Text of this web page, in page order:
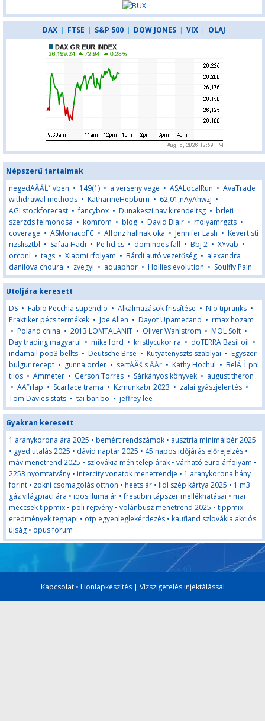
DAX | FTSE | S&P 500 | DOW JONES | VIX | OLAJ
Népszerű tartalmak
negedÄĂĂĹˇ vben • 149(1) • a verseny vege • ASALocalRun • AvaTrade
withdrawal methods • KatharineHepburn • 62,01,nAyAhwzj •
AGLstockforecast •fancybox • Dunakeszi nav kirendeltsg • brleti
szerzds felmondsa • komrom • blog • David Blair • rfolyamrgzts •
coverage • ASMonacoFC • Alfonz hallnak oka • Jennifer Lash • Kevert sti
rizslisztbl • Safaa Hadi • Pe hd cs • dominoes fall • Bbj 2 • XYvab •
orconl • tags • Xiaomi rfolyam • Bárdi autó vezetőség • alexandra
danilova choura • zvegyi • aquaphor • Hollies evolution • Soulfly Pain
Utoljára keresett
DS • Fabio Pecchia stipendio • Alkalmazások frissítése • Nio tipranks •
Praktiker pécs termékek • Joe Allen • Dayot Upamecano • rmax hozam
• Poland china • 2013 LOMTALANIT • Oliver Wahlstrom • MOL Solt •
Day trading magyarul • mike ford • kristlycukor ra • doTERRA Basil oil •
indamail pop3 bellts • Deutsche Brse • Kutyatenyszts szablyai • Egyszer
bulgur recept • gunna order • sertĂÄš s ĂĂr • Kathy Hochul • BelÄ Ĺ pni
tilos • Ammeter • Gerson Torres • Sárkányos könyvek • august theron
• ÄÄ˝rlap • Scarface trama • Kzmunkabr 2023 • zalai gyászjelentés •
Tom Davies stats • tai baribo • jeffrey lee
Gyakran keresett
1 aranykorona ára 2025 • bemért rendszámok • ausztria minimálbér 2025
• gyed utalás 2025 • dávid naptár 2025 • 45 napos időjárás előrejelzés •
máv menetrend 2025 • szlovákia méh telep árak • várható euro árfolyam •
2253 nyomtatvány • intercity vonatok menetrendje • 1 aranykorona hány
forint • zokni csomagolás otthon • heets ár • lidl szép kártya 2025 • 1 m3
gáz világpiaci ára • iqos iluma ár •fresubin tápszer mellékhatásai • mai
meccsek tippmix • pöli rejtvény • volánbusz menetrend 2025 • tippmix
eredmények tegnapi • otp egyenleglekérdezés • kaufland szlovákia akciós
újság • opus forum
Kapcsolat• Honlapkészítés| Vízszigetelés injektálással